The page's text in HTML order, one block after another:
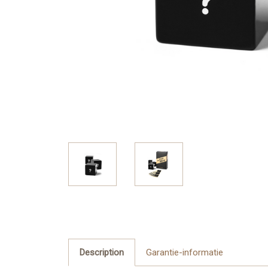
Description Garantie-informatie